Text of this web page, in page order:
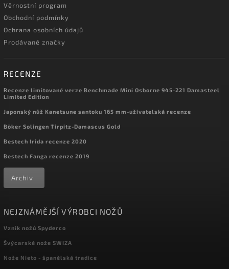
Věrnostní program
Obchodní podmínky
Ochrana osobních údajů
Prodávané značky
RECENZE
Recenze limitované verze Benchmade Mini Osborne 945-221 Damasteel
Limited Edition
Japonský nůž Kanetsune santoku 165 mm-uživatelská recenze
Böker Solingen Tirpitz-Damascus Gold
Bestech Irida recenze 2020
Bestech Fanga recenze 2019
Archiv
NEJZNÁMĚJŠÍ VÝROBCI NOŽŮ
Vznik nožů Spyderco
Švýcarské nože SWIZA
Nože Nieto - španělská tradice